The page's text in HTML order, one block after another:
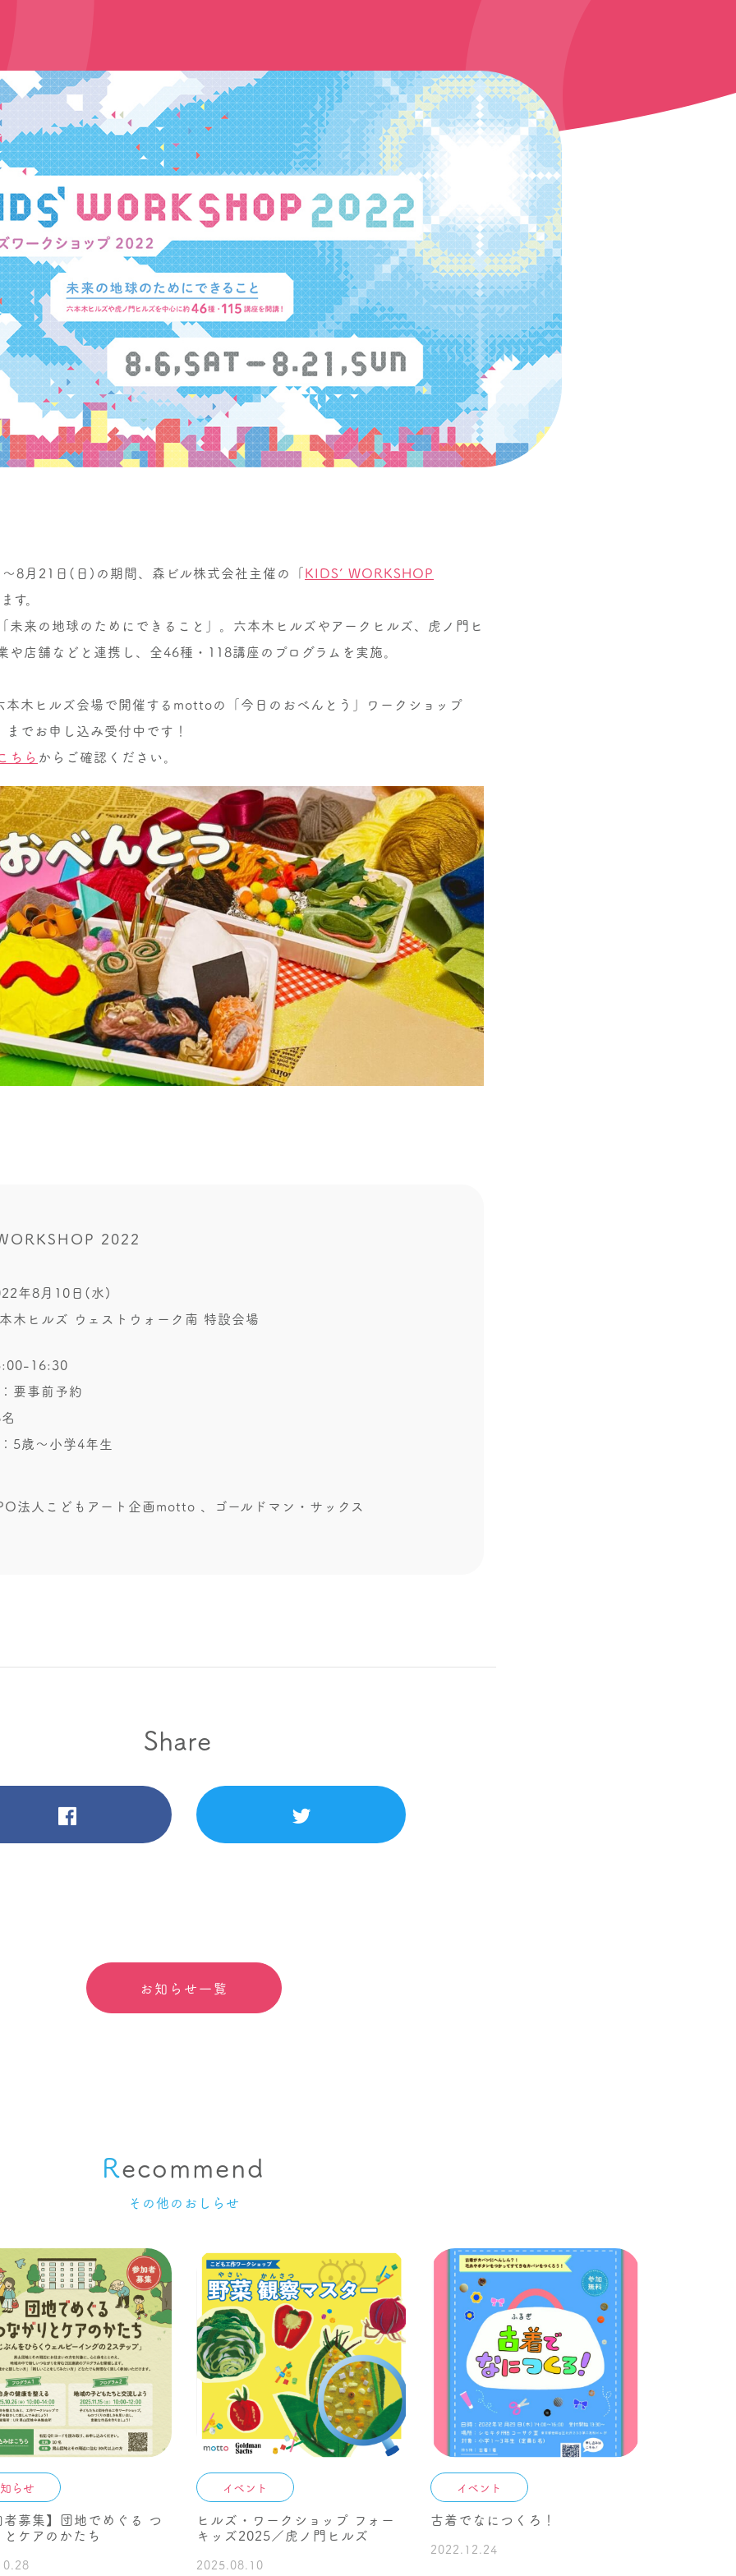
8月21日(日)の期間、森ビル株式会社主催の「KIDS’ WORKSHOP
す。
未来の地球のためにできること」。六本木ヒルズやアークヒルズ、虎ノ門ヒ
や店舗などと連携し、全46種・118講座のプログラムを実施。
本木ヒルズ会場で開催するmottoの「今日のおべんとう」ワークショップ
でお申し込み受付中です！
ちら からご確認ください。
2022
年8月10日(水)
木ヒルズ ウェストウォーク南 特設会場
16:30
要事前予約
5歳〜小学4年生
法人こどもアート企画motto 、ゴールドマン・サックス
Share
お知らせ一覧
Recommend
その他のおしらせ
募集】団地でめぐる つ
ケアのかたち
らせ
ヒルズ・ワークショップ フォー
キッズ2025／虎ノ門ヒルズ
イベント
2025.08.10
古着でなにつくろ！
イベント
2022.12.24